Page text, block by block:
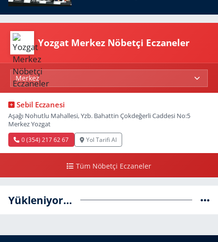
Yozgat Merkez Nöbetçi Eczaneler
Sebil Eczanesi
Aşağı Nohutlu Mahallesi, Yzb. Bahattin Çokdeğerli Caddesi No:5
Merkez Yozgat
0 (354) 217 62 67 Yol Tarifi Al
Tüm Nöbetçi Eczaneler
Yükleniyor...